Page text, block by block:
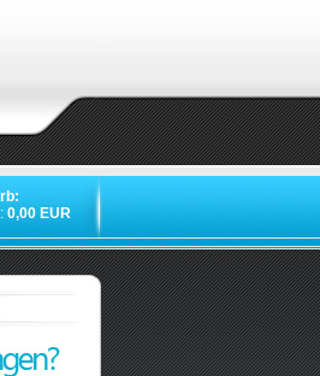
0,00 EUR